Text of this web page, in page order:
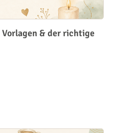
Vorlagen & der richtige